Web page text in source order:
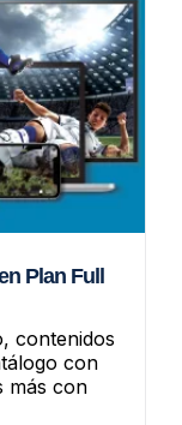
Plan Full
contenidos
con
más con